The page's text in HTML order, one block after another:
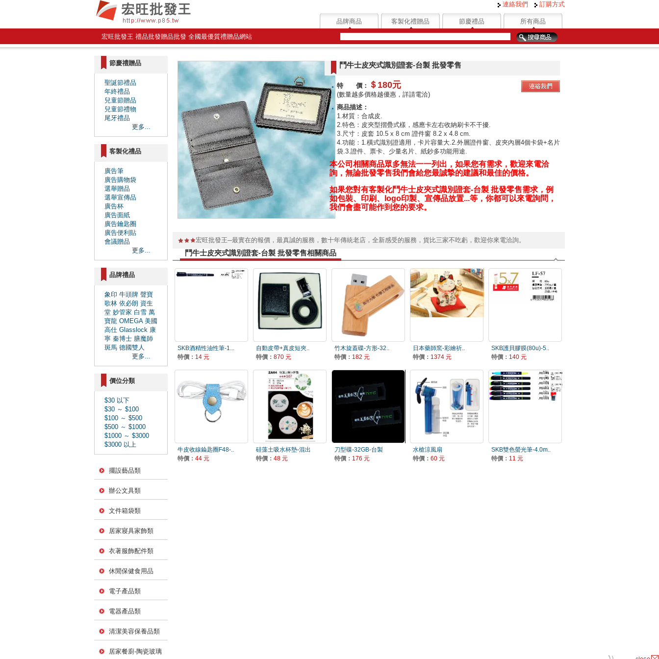
連絡我們 訂購方式
所有商品
節慶禮品
客製化禮贈品
品牌商品
宏旺批發王 禮品批發贈品批發 全國最優質禮贈品網站
節慶禮贈品
聖誕節禮品
年終禮品
兒童節贈品
兒童節禮物
尾牙禮品
更多...
客製化禮品
廣告筆
廣告購物袋
選舉贈品
選舉宣傳品
廣告杯
廣告面紙
廣告鑰匙圈
廣告便利貼
會議贈品
更多...
品牌禮品
象印 牛頭牌 聲寶
歌林 依必朗 資生
堂 妙管家 白雪 萬
寶龍 OMEGA 美國
高仕 Glasslock 康
寧 秦博士 膳魔師
斑馬 德國雙人
更多...
價位分類
$30 以下
$30 ～ $100
$100 ～ $500
$500 ～ $1000
$1000 ～ $3000
$3000 以上
擺設藝品類
辦公文具類
文件箱袋類
居家寢具家飾類
衣著服飾配件類
休閒保健食用品
電子產品類
電器產品類
清潔美容保養品類
居家餐廚-陶瓷玻璃
鬥牛士皮夾式識別證套-台製 批發零售
特 價： ＄180元
(數量越多價格越優惠，詳請電洽)
商品描述：
1.材質：合成皮.
2.特色：皮夾型摺疊式樣，感應卡左右收納刷卡不干擾.
3.尺寸：皮套 10.5 x 8 cm 證件窗 8.2 x 4.8 cm.
4.功能：1.橫式識別證適用，卡片容量大.2.外層證件窗、皮夾內層4個卡袋+名片
袋.3.證件、票卡、少量名片、紙鈔多功能用途.
本公司相關商品眾多無法一一列出，如果您有需求，歡迎來電洽
詢，無論批發零售我們會給您最誠摯的建議和最佳的價格。
如果您對有客製化鬥牛士皮夾式識別證套-台製 批發零售需求，例
如包裝、印刷、logo印製、宣傳品放置...等，你都可以來電詢問，
我們會盡可能作到您的要求。
宏旺批發王─最實在的報價，最真誠的服務，數十年傳統老店，全新感受的服務，貨比三家不吃虧，歡迎你來電洽詢。
鬥牛士皮夾式識別證套-台製 批發零售相關商品
SKB酒精性油性筆-1...
特價： 14 元
自動皮帶+真皮短夾..
特價： 870 元
竹木旋蓋碟-方形-32..
特價： 182 元
日本藥師窯-彩繪祈..
特價： 1374 元
SKB護貝膠膜(80u)-5..
特價： 140 元
牛皮收線錀匙圈F48-..
特價： 44 元
硅藻土吸水杯墊-混出
特價： 48 元
刀型碟-32GB-台製
特價： 176 元
水槍涼風扇
特價： 60 元
SKB雙色螢光筆-4.0m..
特價： 11 元